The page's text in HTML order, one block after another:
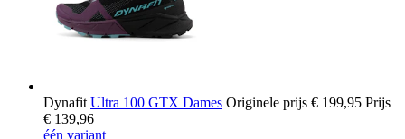
Dynafit Ultra 100 GTX Dames Originele prijs € 199,95 Prijs
€ 139,96
één variant